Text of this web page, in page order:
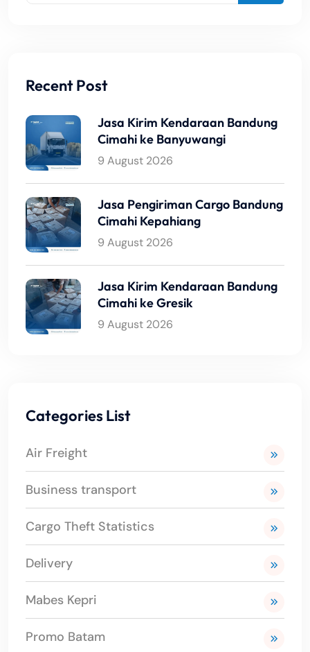
Recent Post
Jasa Kirim Kendaraan Bandung
Cimahi ke Banyuwangi
9 August 2026
Jasa Pengiriman Cargo Bandung
Cimahi Kepahiang
9 August 2026
Jasa Kirim Kendaraan Bandung
Cimahi ke Gresik
9 August 2026
Categories List
Air Freight
Business transport
Cargo Theft Statistics
Delivery
Mabes Kepri
Promo Batam